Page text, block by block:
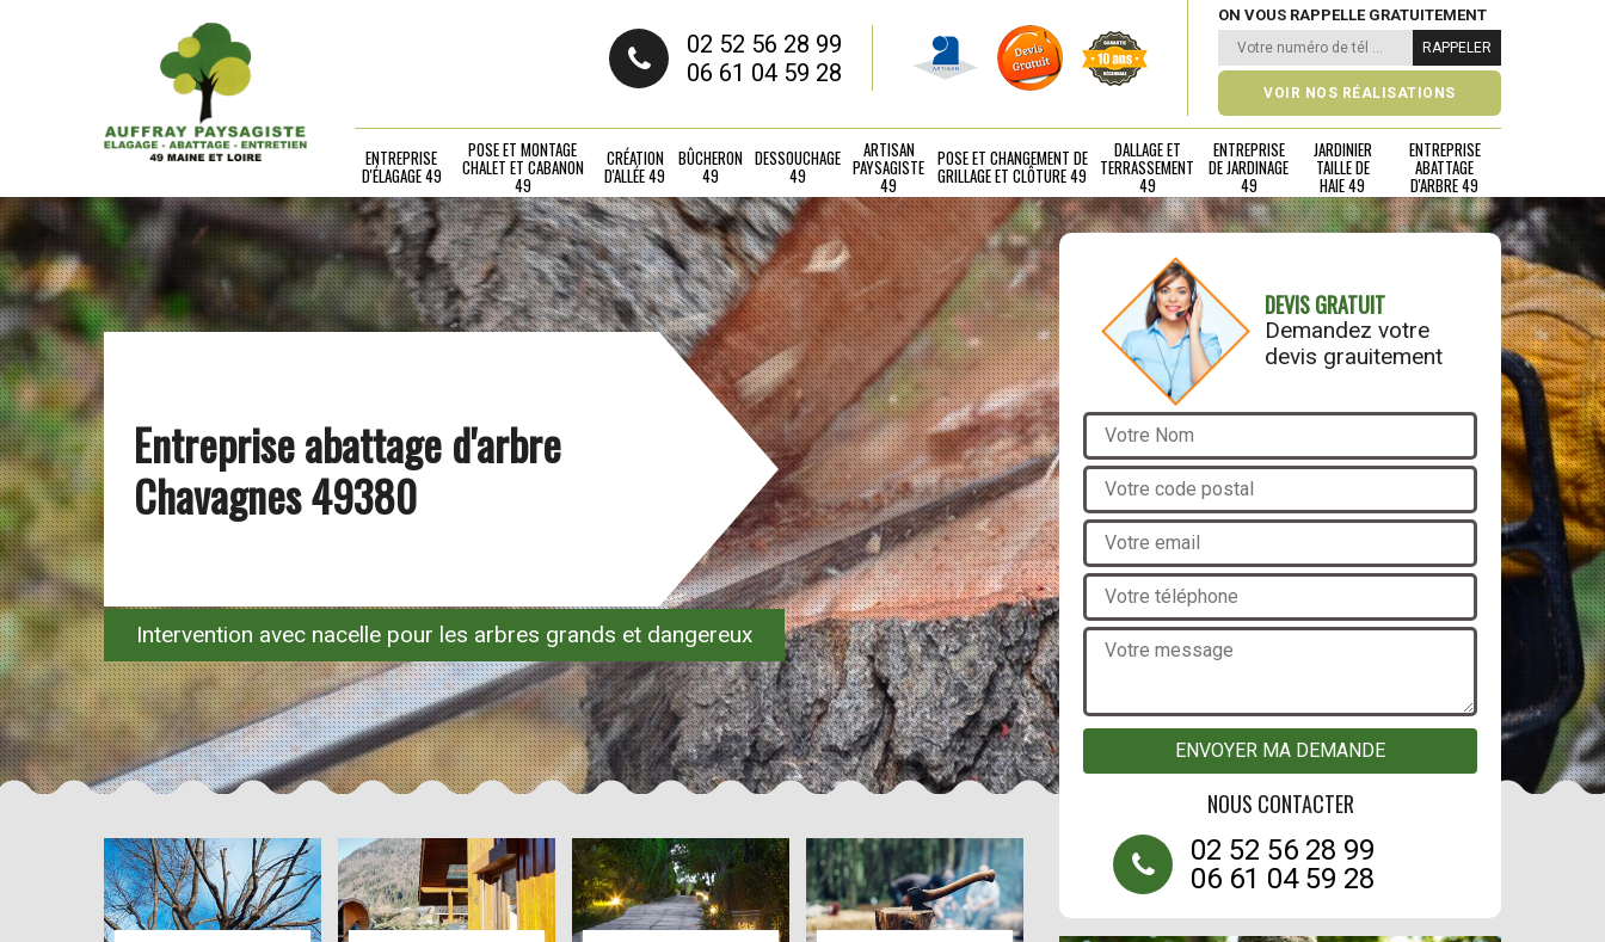
02 52 56 28 99
06 61 04 59 28
ON VOUS RAPPELLE GRATUITEMENT
VOIR NOS RÉALISATIONS
ENTREPRISE
D'ÉLAGAGE 49
POSE ET MONTAGE
CHALET ET CABANON
49
CRÉATION
D'ALLÉE 49
BÛCHERON
49
DESSOUCHAGE
49
ARTISAN
PAYSAGISTE
49
POSE ET CHANGEMENT DE
GRILLAGE ET CLÔTURE 49
DALLAGE ET
TERRASSEMENT
49
ENTREPRISE
DE JARDINAGE
49
JARDINIER
TAILLE DE
HAIE 49
ENTREPRISE
ABATTAGE
D'ARBRE 49
Entreprise abattage d'arbre
Chavagnes 49380
Intervention avec nacelle pour les arbres grands et dangereux
DEVIS GRATUIT
Demandez votre
devis grauitement
NOUS CONTACTER
02 52 56 28 99
06 61 04 59 28